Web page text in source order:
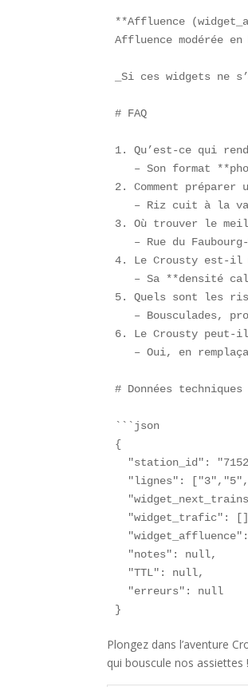
**Affluence
Affluence modérée
_Si ces widgets ne
# FAQ
1. Qu’est-ce qui
– Son format
2. Comment
– Riz cuit à la
3. Où trouver le
– Rue du
4. Le Crousty est-il
– Sa **densité
5. Quels sont les
– Bousculades,
6. Le Crousty
– Oui, en
# Données
```json
{
"station_id":
"lignes":
"widget_trafic":
  "notes": null,
  "TTL": null,
  "erreurs": null
}
Plongez dans l’aventure
qui bouscule nos assiettes !